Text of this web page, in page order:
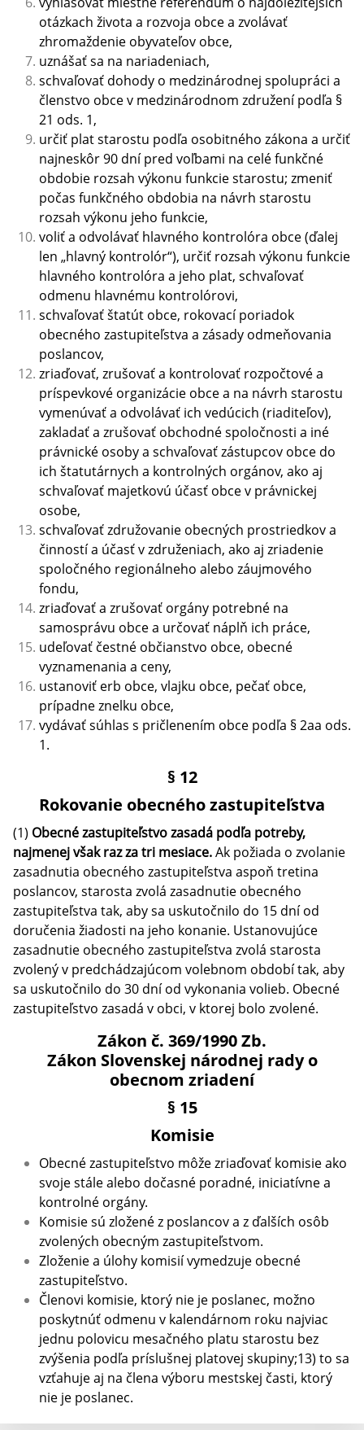
otázkach života a rozvoja obce a zvolávať
zhromaždenie obyvateľov obce,
uznášať sa na nariadeniach,
schvaľovať dohody o medzinárodnej spolupráci a
členstvo obce v medzinárodnom združení podľa §
21 ods. 1,
určiť plat starostu podľa osobitného zákona a určiť
najneskôr 90 dní pred voľbami na celé funkčné
obdobie rozsah výkonu funkcie starostu; zmeniť
počas funkčného obdobia na návrh starostu
rozsah výkonu jeho funkcie,
voliť a odvolávať hlavného kontrolóra obce (ďalej
len „hlavný kontrolór“), určiť rozsah výkonu funkcie
hlavného kontrolóra a jeho plat, schvaľovať
odmenu hlavnému kontrolórovi,
schvaľovať štatút obce, rokovací poriadok
obecného zastupiteľstva a zásady odmeňovania
poslancov,
zriaďovať, zrušovať a kontrolovať rozpočtové a
príspevkové organizácie obce a na návrh starostu
vymenúvať a odvolávať ich vedúcich (riaditeľov),
zakladať a zrušovať obchodné spoločnosti a iné
právnické osoby a schvaľovať zástupcov obce do
ich štatutárnych a kontrolných orgánov, ako aj
schvaľovať majetkovú účasť obce v právnickej
osobe,
schvaľovať združovanie obecných prostriedkov a
činností a účasť v združeniach, ako aj zriadenie
spoločného regionálneho alebo záujmového
fondu,
zriaďovať a zrušovať orgány potrebné na
samosprávu obce a určovať náplň ich práce,
udeľovať čestné občianstvo obce, obecné
vyznamenania a ceny,
ustanoviť erb obce, vlajku obce, pečať obce,
prípadne znelku obce,
vydávať súhlas s pričlenením obce podľa § 2aa ods.
1.
§ 12
Rokovanie obecného zastupiteľstva
(1) Obecné zastupiteľstvo zasadá podľa potreby,
najmenej však raz za tri mesiace.Ak požiada o zvolanie
zasadnutia obecného zastupiteľstva aspoň tretina
poslancov, starosta zvolá zasadnutie obecného
zastupiteľstva tak, aby sa uskutočnilo do 15 dní od
doručenia žiadosti na jeho konanie. Ustanovujúce
zasadnutie obecného zastupiteľstva zvolá starosta
zvolený v predchádzajúcom volebnom období tak, aby
sa uskutočnilo do 30 dní od vykonania volieb. Obecné
zastupiteľstvo zasadá v obci, v ktorej bolo zvolené.
Zákon č. 369/1990 Zb.
Zákon Slovenskej národnej rady o
obecnom zriadení
§ 15
Komisie
Obecné zastupiteľstvo môže zriaďovať komisie ako
svoje stále alebo dočasné poradné, iniciatívne a
kontrolné orgány.
Komisie sú zložené z poslancov a z ďalších osôb
zvolených obecným zastupiteľstvom.
Zloženie a úlohy komisií vymedzuje obecné
zastupiteľstvo.
Členovi komisie, ktorý nie je poslanec, možno
poskytnúť odmenu v kalendárnom roku najviac
jednu polovicu mesačného platu starostu bez
zvýšenia podľa príslušnej platovej skupiny;13) to sa
vzťahuje aj na člena výboru mestskej časti, ktorý
nie je poslanec.